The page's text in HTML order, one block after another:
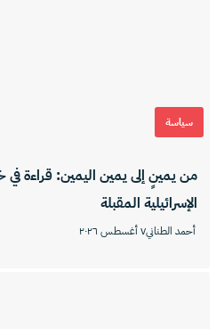
سياسة
من يمينٍ إلى يمين اليمين: قراءة في
الإسرائيلية المقبلة
أحمد الطناني٧ أغسطس ٢٠٢٦